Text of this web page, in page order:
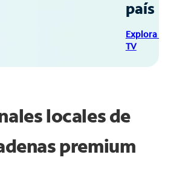
país
Explora
TV
locales de
premium